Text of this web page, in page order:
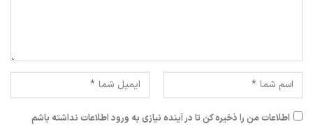
اطلاعات من را ذخیره کن تا در آینده نیازی به ورود اطلاعات نداشته باشم